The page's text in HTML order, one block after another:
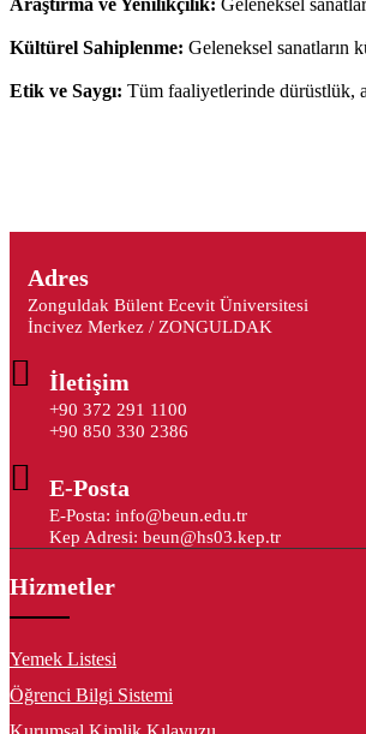
Kültürel Sahiplenme: Geleneksel sanatların
Etik ve Saygı: Tüm faaliyetlerinde dürüstlük,
Adres
Zonguldak Bülent Ecevit Üniversitesi
İncivez Merkez / ZONGULDAK
İletişim
+90 372 291 1100
+90 850 330 2386
E-Posta
E-Posta: info@beun.edu.tr
Kep Adresi: beun@hs03.kep.tr
Hizmetler
Yemek Listesi
Öğrenci Bilgi Sistemi